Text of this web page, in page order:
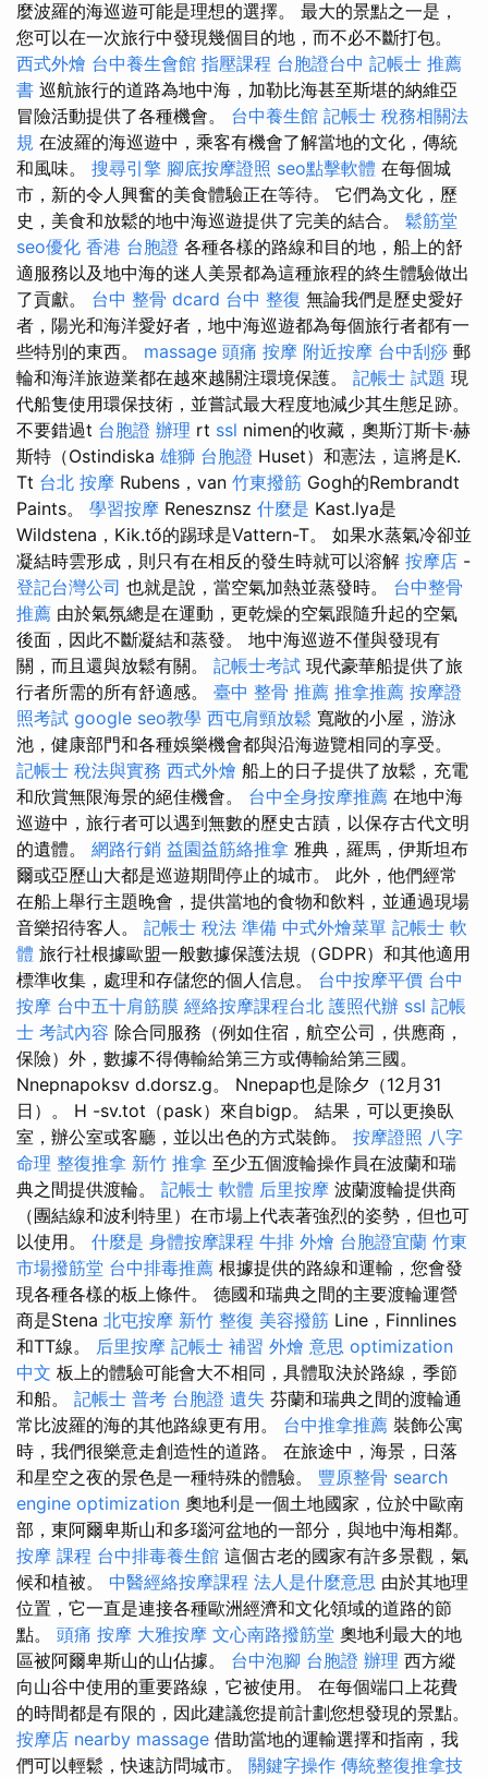
麼波羅的海巡遊可能是理想的選擇。 最大的景點之一是，
您可以在一次旅行中發現幾個目的地，而不必不斷打包。
西式外燴 台中養生會館 指壓課程 台胞證台中 記帳士 推薦
書 巡航旅行的道路為地中海，加勒比海甚至斯堪的納維亞
冒險活動提供了各種機會。 台中養生館 記帳士 稅務相關法
規 在波羅的海巡遊中，乘客有機會了解當地的文化，傳統
和風味。 搜尋引擎 腳底按摩證照 seo點擊軟體 在每個城
市，新的令人興奮的美食體驗正在等待。 它們為文化，歷
史，美食和放鬆的地中海巡遊提供了完美的結合。 鬆筋堂
seo優化 香港 台胞證 各種各樣的路線和目的地，船上的舒
適服務以及地中海的迷人美景都為這種旅程的終生體驗做出
了貢獻。 台中 整骨 dcard 台中 整復 無論我們是歷史愛好
者，陽光和海洋愛好者，地中海巡遊都為每個旅行者都有一
些特別的東西。 massage 頭痛 按摩 附近按摩 台中刮痧 郵
輪和海洋旅遊業都在越來越關注環境保護。 記帳士 試題 現
代船隻使用環保技術，並嘗試最大程度地減少其生態足跡。
不要錯過t 台胞證 辦理 rt ssl nimen的收藏，奧斯汀斯卡·赫
斯特（Ostindiska 雄獅 台胞證 Huset）和憲法，這將是K.
Tt 台北 按摩 Rubens，van 竹東撥筋 Gogh的Rembrandt
Paints。 學習按摩 Renesznsz 什麼是 Kast.lya是
Wildstena，Kik.tő的踢球是Vattern-T。 如果水蒸氣冷卻並
凝結時雲形成，則只有在相反的發生時就可以溶解 按摩店 -
登記台灣公司 也就是說，當空氣加熱並蒸發時。 台中整骨
推薦 由於氣氛總是在運動，更乾燥的空氣跟隨升起的空氣
後面，因此不斷凝結和蒸發。 地中海巡遊不僅與發現有
關，而且還與放鬆有關。 記帳士考試 現代豪華船提供了旅
行者所需的所有舒適感。 臺中 整骨 推薦 推拿推薦 按摩證
照考試 google seo教學 西屯肩頸放鬆 寬敞的小屋，游泳
池，健康部門和各種娛樂機會都與沿海遊覽相同的享受。
記帳士 稅法與實務 西式外燴 船上的日子提供了放鬆，充電
和欣賞無限海景的絕佳機會。 台中全身按摩推薦 在地中海
巡遊中，旅行者可以遇到無數的歷史古蹟，以保存古代文明
的遺體。 網路行銷 益園益筋絡推拿 雅典，羅馬，伊斯坦布
爾或亞歷山大都是巡遊期間停止的城市。 此外，他們經常
在船上舉行主題晚會，提供當地的食物和飲料，並通過現場
音樂招待客人。 記帳士 稅法 準備 中式外燴菜單 記帳士 軟
體 旅行社根據歐盟一般數據保護法規（GDPR）和其他適用
標準收集，處理和存儲您的個人信息。 台中按摩平價 台中
按摩 台中五十肩筋膜 經絡按摩課程台北 護照代辦 ssl 記帳
士 考試內容 除合同服務（例如住宿，航空公司，供應商，
保險）外，數據不得傳輸給第三方或傳輸給第三國。
Nnepnapoksv d.dorsz.g。 Nnepap也是除夕（12月31
日）。 H -sv.tot（pask）來自bigp。 結果，可以更換臥
室，辦公室或客廳，並以出色的方式裝飾。 按摩證照 八字
命理 整復推拿 新竹 推拿 至少五個渡輪操作員在波蘭和瑞
典之間提供渡輪。 記帳士 軟體 后里按摩 波蘭渡輪提供商
（團結線和波利特里）在市場上代表著強烈的姿勢，但也可
以使用。 什麼是 身體按摩課程 牛排 外燴 台胞證宜蘭 竹東
市場撥筋堂 台中排毒推薦 根據提供的路線和運輸，您會發
現各種各樣的板上條件。 德國和瑞典之間的主要渡輪運營
商是Stena 北屯按摩 新竹 整復 美容撥筋 Line，Finnlines
和TT線。 后里按摩 記帳士 補習 外燴 意思 optimization
中文 板上的體驗可能會大不相同，具體取決於路線，季節
和船。 記帳士 普考 台胞證 遺失 芬蘭和瑞典之間的渡輪通
常比波羅的海的其他路線更有用。 台中推拿推薦 裝飾公寓
時，我們很樂意走創造性的道路。 在旅途中，海景，日落
和星空之夜的景色是一種特殊的體驗。 豐原整骨 search
engine optimization 奧地利是一個土地國家，位於中歐南
部，東阿爾卑斯山和多瑙河盆地的一部分，與地中海相鄰。
按摩 課程 台中排毒養生館 這個古老的國家有許多景觀，氣
候和植被。 中醫經絡按摩課程 法人是什麼意思 由於其地理
位置，它一直是連接各種歐洲經濟和文化領域的道路的節
點。 頭痛 按摩 大雅按摩 文心南路撥筋堂 奧地利最大的地
區被阿爾卑斯山的山佔據。 台中泡腳 台胞證 辦理 西方縱
向山谷中使用的重要路線，它被使用。 在每個端口上花費
的時間都是有限的，因此建議您提前計劃您想發現的景點。
按摩店 nearby massage 借助當地的運輸選擇和指南，我
們可以輕鬆，快速訪問城市。 關鍵字操作 傳統整復推拿技